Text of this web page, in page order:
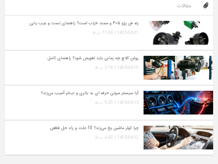
مقالات
رله فن پژو ۴۰۵ و سمند خراب است؟ راهنمای تست و عیب‌ یابی
1405-04-21 | 11:04 ب.ظ
روغن کلاچ چه زمانی باید تعویض شود؟ راهنمای کامل
1405-04-16 | 3:14 ب.ظ
آیا سیستم صوتی حرفه‌ ای به باتری و دینام آسیب می‌زند؟
1405-04-15 | 9:20 ب.ظ
چرا کولر ماشین یخ می‌زند؟ 10 علت و راه‌ حل قطعی
1405-04-12 | 4:42 ب.ظ